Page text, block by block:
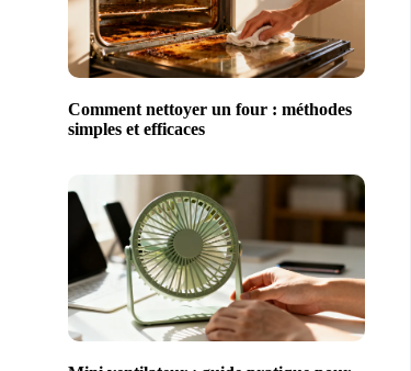
Comment nettoyer un four : méthodes
simples et efficaces